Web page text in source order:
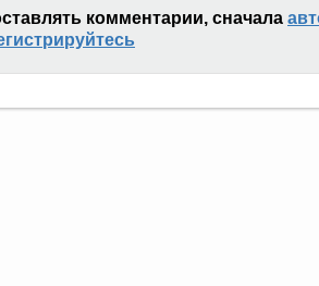
комментарии, сначала